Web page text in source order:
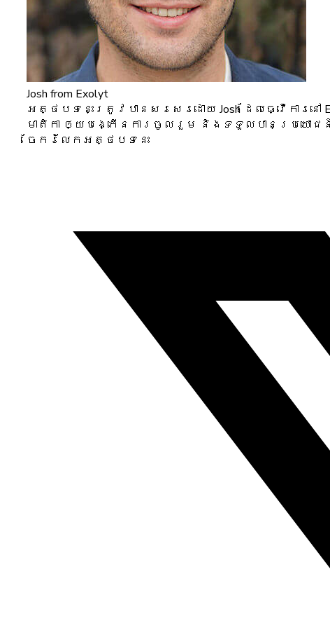
Josh from Exolyt
អត្ថបទនេះត្រូវបានសរសេរដោយ Josh ដែលធ្វើការន
មាតិកា ឲ្យបង្កើនការចូលរួម និងទទួលបានប្រយ
ចែករំលែកអត្ថបទនេះ